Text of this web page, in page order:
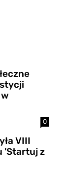
0
VIII
'Startuj z